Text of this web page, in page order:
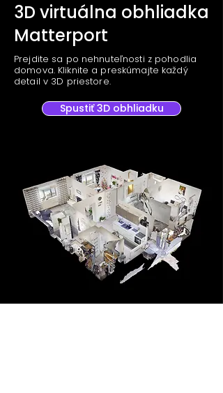
3D virtuálna obhliadka
Matterport
Prejdite sa po nehnuteľnosti z pohodlia
domova. Kliknite a preskúmajte každý
detail v 3D priestore.
Spustiť 3D obhliadku